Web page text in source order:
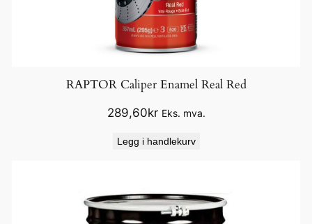
RAPTOR Caliper Enamel Real Red
289,60kr Eks. mva.
Legg i handlekurv